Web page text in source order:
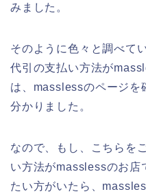
みました。
そのように色々と調べて
代引の支払い方法が
は、masslessのページを
分かりました。
なので、もし、こちらを
い方法がmasslessのお店
たい方がいたら、